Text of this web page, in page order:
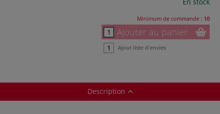
Minimum de commande : 10
Ajouter au panier
Ajout liste d'envies
Description